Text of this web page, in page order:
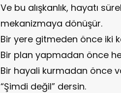
Ve bu alışkanlık, hayatı
mekanizmaya dönüşür.
Bir yere gitmeden önce iki
Bir plan yapmadan önce
Bir hayali kurmadan önce
“Şimdi değil” dersin.